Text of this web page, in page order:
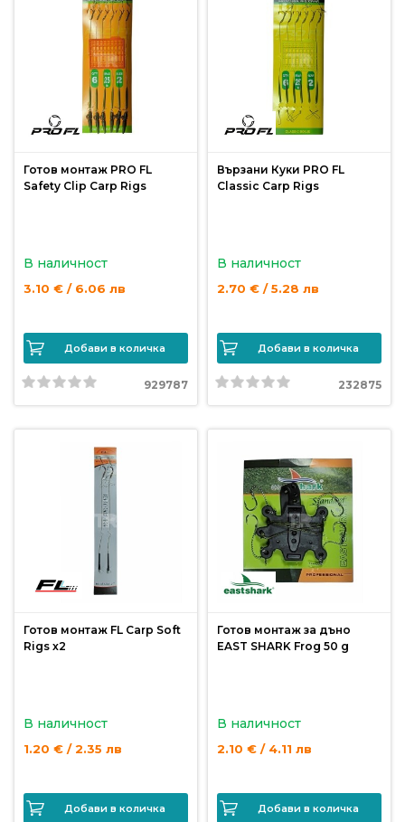
Готов монтаж PRO FL
Safety Clip Carp Rigs
В наличност
3.10 € / 6.06 лв
Добави в количка
929787
Вързани Куки PRO FL
Classic Carp Rigs
В наличност
2.70 € / 5.28 лв
Добави в количка
232875
Готов монтаж FL Carp Soft
Rigs x2
В наличност
1.20 € / 2.35 лв
Добави в количка
Готов монтаж за дъно
EAST SHARK Frog 50 g
В наличност
2.10 € / 4.11 лв
Добави в количка